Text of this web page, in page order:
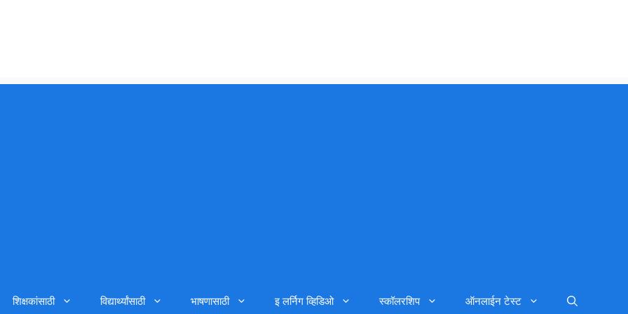
शिक्षकांसाठी विद्यार्थ्यांसाठी भाषणासाठी इ लर्निग व्हिडिओ स्कॉलरशिप ऑनलाईन टेस्ट